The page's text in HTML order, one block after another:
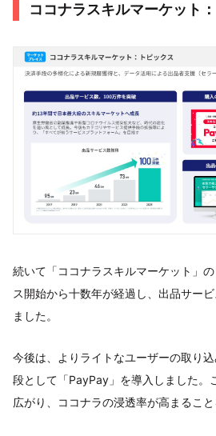
ココナラスキルマーケット
続いて「ココナラスキルマーケット」
ス開始から十数年が経過し、出品サー
ました。
今後は、よりライトなユーザーの取り
段として「PayPay」を導入しました。
広がり、ココナラの浸透率が高まること